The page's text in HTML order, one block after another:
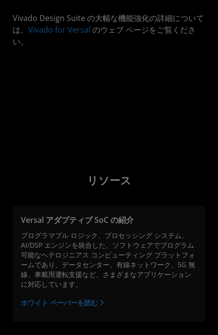
Vivado Design Suite の大幅な機能強化の詳細について
は、 Vivado for Versal のウェブ ページをご覧くださ
い。
リソース
Versal アダプティブ SoC の紹介
プログラマブル ロジック、プロセッシング システム、
AI/DSP エンジンを統合した、ソフトウェアでプログラム
可能なヘテロジニアス コンピューティング プラットフォ
ームであり、データセンター、有線ネットワーク、5G 無
線、車載用運転支援など、さまざまなアプリケーション
に対応しています。
ホワイト ペーパーを読む